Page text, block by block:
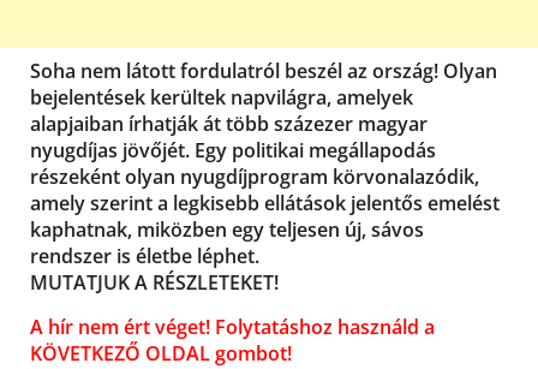
Soha nem látott fordulatról beszél az ország! Olyan
bejelentések kerültek napvilágra, amelyek
alapjaiban írhatják át több százezer magyar
nyugdíjas jövőjét. Egy politikai megállapodás
részeként olyan nyugdíjprogram körvonalazódik,
amely szerint a legkisebb ellátások jelentős emelést
kaphatnak, miközben egy teljesen új, sávos
rendszer is életbe léphet.
MUTATJUK A RÉSZLETEKET!
A hír nem ért véget! Folytatáshoz használd a
KÖVETKEZŐ OLDAL gombot!